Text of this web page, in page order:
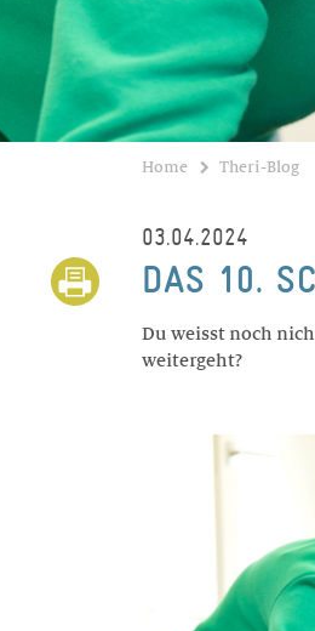
Home Theri-Blog
03.04.2024
DAS 10.
Du weisst noch
weitergeht?